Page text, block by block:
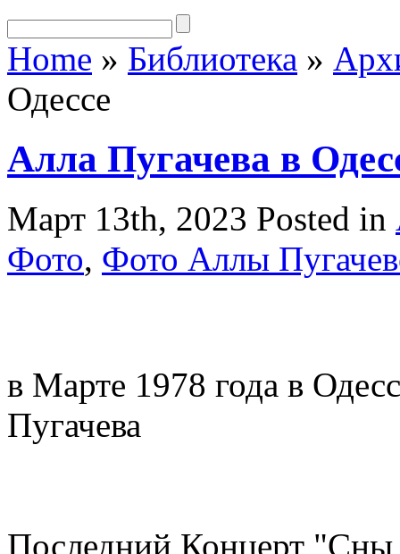
Home » Библиотека »
Одессе
Алла Пугачева в
Март 13th, 2023 Posted in
Фото, Фото Аллы
в Марте 1978 года в
Пугачева
Последний Концерт "Сны